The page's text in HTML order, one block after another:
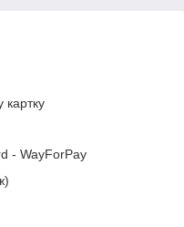
картку
- WayForPay